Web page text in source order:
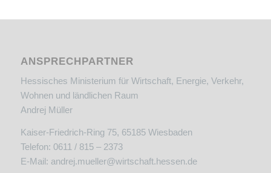
ANSPRECHPARTNER
Hessisches Ministerium für Wirtschaft, Energie, Verkehr,
Wohnen und ländlichen Raum
Andrej Müller
Kaiser-Friedrich-Ring 75, 65185 Wiesbaden
Telefon: 0611 / 815 – 2373
E-Mail: andrej.mueller@wirtschaft.hessen.de